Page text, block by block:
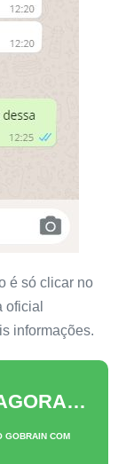
é só clicar no
oficial
informações.
GOBRAIN COM